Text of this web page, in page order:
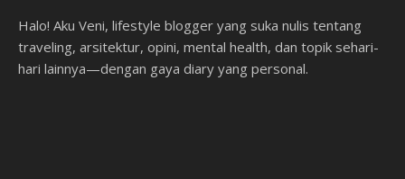
Halo! Aku Veni, lifestyle blogger yang suka nulis tentang
traveling, arsitektur, opini, mental health, dan topik sehari-
hari lainnya—dengan gaya diary yang personal.